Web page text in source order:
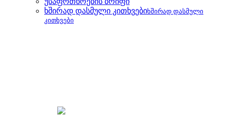
ხშირად დასმული კითხვებიხშირად დასმული
კითხვები